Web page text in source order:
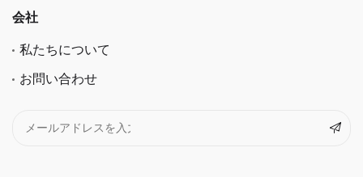
会社
私たちについて
お問い合わせ